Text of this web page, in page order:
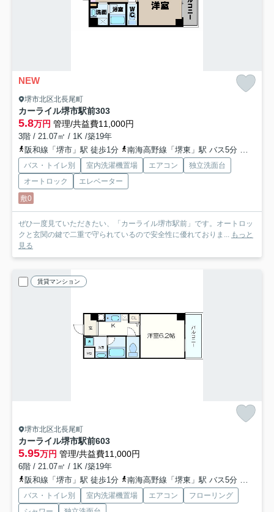
NEW
堺市北区北長尾町
カーライル堺市駅前303
5.8万円 管理/共益費11,000円
3階 / 21.07㎡ / 1K /築19年
阪和線「堺市」駅 徒歩1分
南海高野線「堺東」駅 バス5分 「阪和堺市駅前」 停歩1分
バス・トイレ別 室内洗濯機置場 エアコン
独立洗面台
オートロック
エレベーター
敷0
ぜひ一度見ていただきたい、「カーライル堺市駅前」です。オートロッ
クと玄関の鍵で二重で守られているので安全性に優れておりま... もっと
見る
賃貸マンション
堺市北区北長尾町
カーライル堺市駅前603
5.95万円 管理/共益費11,000円
6階 / 21.07㎡ / 1K /築19年
阪和線「堺市」駅 徒歩1分
南海高野線「堺東」駅 バス5分 「阪和堺市駅前」 停歩1分
バス・トイレ別 室内洗濯機置場 エアコン
フローリング